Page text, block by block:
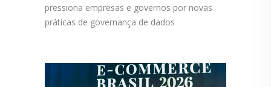
pressiona empresas e governos por novas
práticas de governança de dados